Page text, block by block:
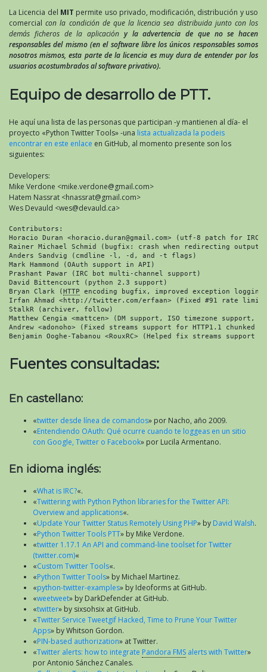
La Licencia del MIT permite uso privado, modificación, distribución y uso
comercialcon la condición de que la licencia sea distribuida junto con los
demás ficheros de la aplicación y la advertencia de que no se hacen
responsables del mismo (en el software libre los únicos responsables somos
nosotros mismos, esta parte de la licencia es muy dura de entender por los
usuarios acostumbrados al software privativo).
Equipo de desarrollo de PTT.
He aquí una lista de las personas que participan -y mantienen al día- el
proyecto «Python Twitter Tools» -una lista actualizada la podeis
encontrar en este enlace en GitHub, al momento presente son los
siguientes:
Developers:
Mike Verdone <mike.verdone@gmail.com>
Hatem Nassrat <hnassrat@gmail.com>
Wes Devauld <wes@devauld.ca>
Contributors:
Horacio Duran <horacio.duran@gmail.com> (utf-8 patch for IRC
Rainer Michael Schmid (bugfix: crash when redirecting
Anders Sandvig (cmdline -l, -d, and -t flags)
Mark Hammond (OAuth support in API)
Prashant Pawar (IRC bot multi-channel support)
David Bittencourt (python 2.3 support)
Bryan Clark (HTTP encoding bugfix, improved exception logging)
Irfan Ahmad <http://twitter.com/erfaan> (Fixed #91 rate limit
StalkR (archiver, follow)
Matthew Cengia <mattcen> (DM support, ISO timezone support,
Andrew <adonoho> (Fixed streams support for HTTP1.1 chunked
Benjamin Ooghe-Tabanou <RouxRC> (Helped fix streams
Fuentes consultadas:
En castellano:
«twitter desde línea de comandos» por Nacho, año 2009.
«Entendiendo OAuth: Qué ocurre cuando te loggeas en un sitio
con Google, Twitter o Facebook» por Lucila Armentano.
En idioma inglés:
«What is IRC?«.
«Twittering with Python Python libraries for the Twitter API:
Overview and applications«.
«Update Your Twitter Status Remotely Using PHP» by David Walsh.
«Python Twitter Tools PTT» by Mike Verdone.
«twitter 1.17.1 An API and command-line toolset for Twitter
(twitter.com)«
«Custom Twitter Tools«.
«Python Twitter Tools» by Michael Martinez.
«python-twitter-examples» by Ideoforms at GitHub.
«weetweet» by DarkDefender at GitHub.
«twitter» by sixsohsix at GitHub.
«Twitter Service Tweetgif Hacked, Time to Prune Your Twitter
Apps» by Whitson Gordon.
«PIN-based authorization» at Twitter.
«Twitter alerts: how to integrate Pandora FMS alerts with Twitter»
por Antonio Sánchez Canales.